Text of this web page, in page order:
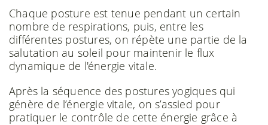
Chaque posture est tenue pendant un certain
nombre de respirations, puis, entre les
différentes postures, on répète une partie de la
salutation au soleil pour maintenir le flux
dynamique de l'énergie vitale.
Après la séquence des postures yogiques qui
génère de l’énergie vitale, on s’assied pour
pratiquer le contrôle de cette énergie grâce à